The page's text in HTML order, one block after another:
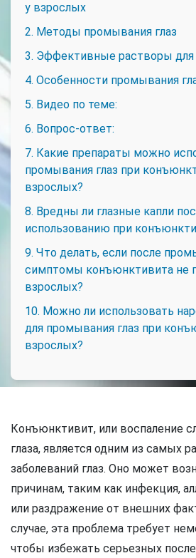
у взрослых
2. Методы промывания глаз
3. Эффективные растворы для
4. Особенности промывания
5. Видео по теме:
6. Вопрос-ответ:
7. Какие препараты можно
промывания глаз при
взрослых?
8. Вредны ли глазные капли
использованию при
9. Что делать, если после
симптомы конъюнктивита не
взрослых?
10. Можно ли использовать
для промывания глаз при
взрослых?
Конъюнктивит, или воспаление
глаза, является одним из самых
заболеваний глаз. Оно может
причинам, таким как инфекция,
или раздражение от внешних
случае, эта проблема требует
чтобы избежать серьезных